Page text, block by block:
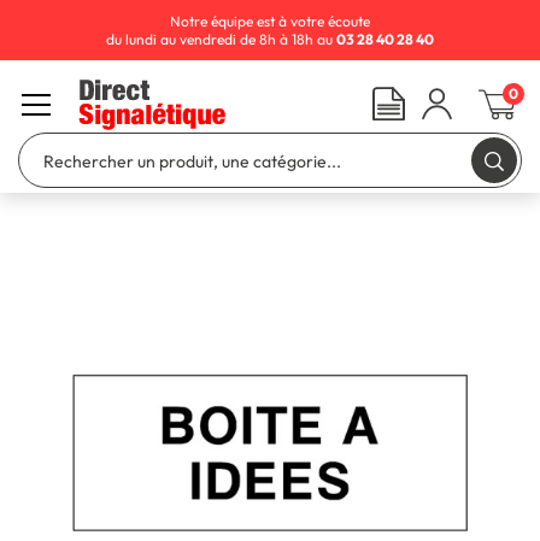
Notre équipe est à votre écoute
du lundi au vendredi de 8h à 18h au 03 28 40 28 40
0